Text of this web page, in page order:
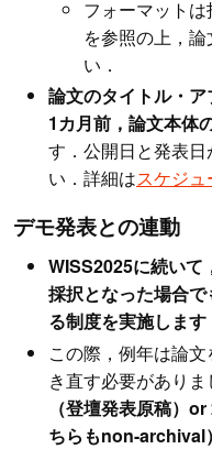
フォーマット
を参照の上，
い．
論文のタイトル・
1カ月前，論文本体
す．公開日と発表
い．詳細はスケジュ
デモ発表との連動
WISS2025に続いて
採択となった場合
る制度を実施します
この際，例年は論
き直す必要がありま
（登壇発表原稿）
ちらもnon-archival）